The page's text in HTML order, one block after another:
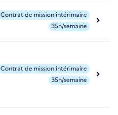
Contrat de mission intérimaire
35h/semaine
Contrat de mission intérimaire
35h/semaine